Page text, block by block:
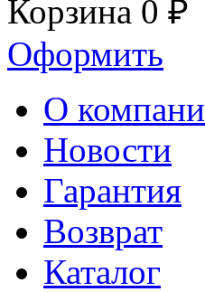
Корзина 0 ₽
Оформить
О
Новости
Гарантия
Возврат
Каталог